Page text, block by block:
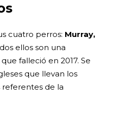
cuatro perros: Murray,
ellos son una
falleció en 2017. Se
que llevan los
de la